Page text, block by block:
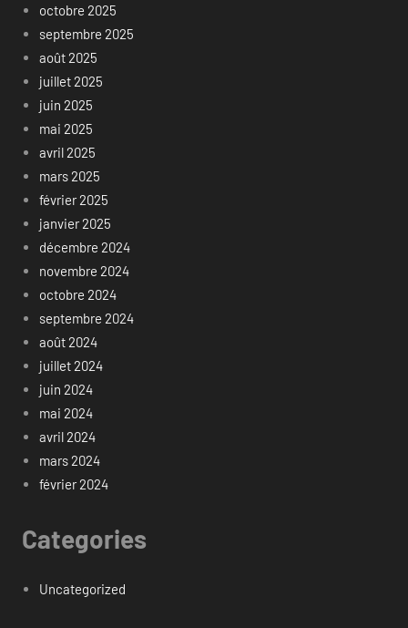
octobre 2025
septembre 2025
août 2025
juillet 2025
juin 2025
mai 2025
avril 2025
mars 2025
février 2025
janvier 2025
décembre 2024
novembre 2024
octobre 2024
septembre 2024
août 2024
juillet 2024
juin 2024
mai 2024
avril 2024
mars 2024
février 2024
Categories
Uncategorized